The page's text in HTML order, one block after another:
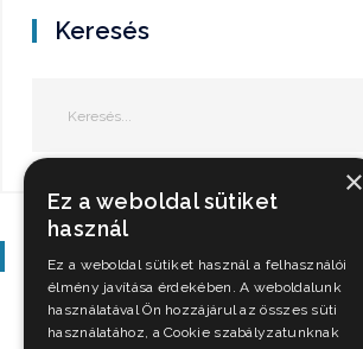
Keresés
Szavazás
×
Ez a weboldal sütiket
használ
Ez a weboldal sütiket használ a felhasználói
élmény javítása érdekében. A weboldalunk
használatával Ön hozzájárul az összes süti
használatához, a Cookie szabályzatunknak